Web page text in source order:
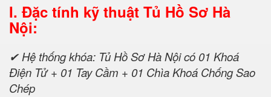
I. Đặc tính kỹ thuật Tủ Hồ Sơ Hà
Nội:
✔ Hệ thống khóa: Tủ Hồ Sơ Hà Nội có 01 Khoá
Điện Tử + 01 Tay Cầm + 01 Chìa Khoá Chống Sao
Chép